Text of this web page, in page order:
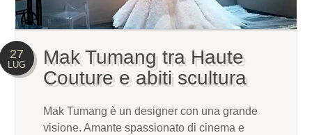
27
LUG
Mak Tumang tra Haute
Couture e abiti scultura
Mak Tumang è un designer con una grande
visione. Amante spassionato di cinema e